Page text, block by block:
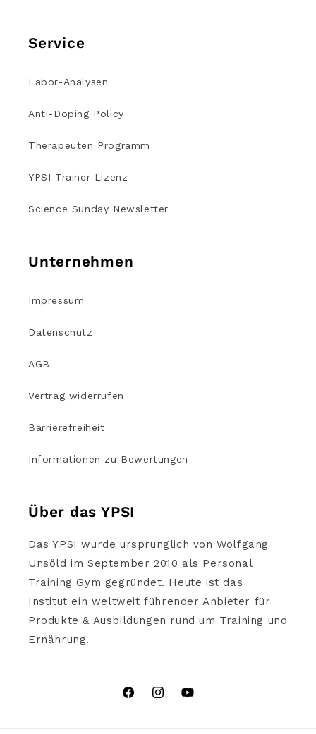
Service
Labor-Analysen
Anti-Doping Policy
Therapeuten Programm
YPSI Trainer Lizenz
Science Sunday Newsletter
Unternehmen
Impressum
Datenschutz
AGB
Vertrag widerrufen
Barrierefreiheit
Informationen zu Bewertungen
Über das YPSI
Das YPSI wurde ursprünglich von Wolfgang
Unsöld im September 2010 als Personal
Training Gym gegründet. Heute ist das
Institut ein weltweit führender Anbieter für
Produkte & Ausbildungen rund um Training und
Ernährung.
FacebookInstagramYouTube